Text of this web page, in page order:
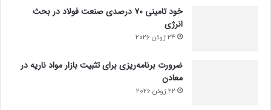
خود تامینی ۷۰ درصدی صنعت فولاد در بحث
انرژی
24 ژوئن 2026
ضرورت برنامه‌ریزی برای تثبیت بازار مواد ناریه در
معادن
22 ژوئن 2026